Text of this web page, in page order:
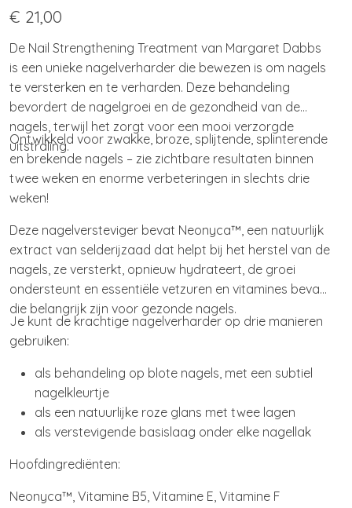
€ 21,00
De Nail Strengthening Treatment van Margaret Dabbs
is een unieke nagelverharder die bewezen is om nagels
te versterken en te verharden. Deze behandeling
bevordert de nagelgroei en de gezondheid van de
nagels, terwijl het zorgt voor een mooi verzorgde
uitstraling.
Ontwikkeld voor zwakke, broze, splijtende, splinterende
en brekende nagels – zie zichtbare resultaten binnen
twee weken en enorme verbeteringen in slechts drie
weken!
Deze nagelversteviger bevat Neonyca™, een natuurlijk
extract van selderijzaad dat helpt bij het herstel van de
nagels, ze versterkt, opnieuw hydrateert, de groei
ondersteunt en essentiële vetzuren en vitamines bevat
die belangrijk zijn voor gezonde nagels.
Je kunt de krachtige nagelverharder op drie manieren
gebruiken:
als behandeling op blote nagels, met een subtiel
nagelkleurtje
als een natuurlijke roze glans met twee lagen
als verstevigende basislaag onder elke nagellak
Hoofdingrediënten:
Neonyca™, Vitamine B5, Vitamine E, Vitamine F